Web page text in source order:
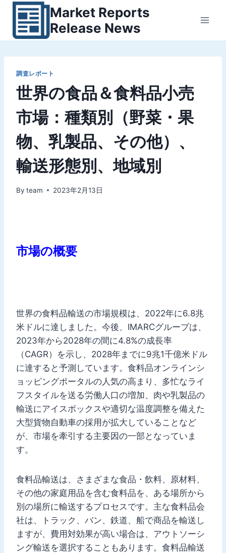
Market Reports
Release News
調査レポート
世界の食品＆食料品小売
市場：種類別（野菜・果
物、乳製品、その他）、
輸送形態別、地域別
By team 2023年2月13日
市場の概要
世界の食料品輸送の市場規模は、2022年に6.8兆
米ドルに達しました。今後、IMARCグループは、
2023年から2028年の間に4.8%の成長率
（CAGR）を示し、2028年までに9兆1千億米ドル
に達すると予測しています。食料品オンラインシ
ョッピングポータルの人気の高まり、多忙なライ
フスタイルを送る労働人口の増加、肉や乳製品の
輸送にアイスボックスや適切な温度調整を備えた
大型貨物自動車の採用が拡大していることなど
が、市場を牽引する主要因の一部となっていま
す。
食料品輸送は、さまざまな食品・飲料、原材料、
その他の家庭用品を含む食料品を、ある場所から
別の場所に輸送するプロセスです。主な食料品会
社は、トラック、バン、鉄道、船で商品を輸送し
ますが、費用対効果が高い場合は、アウトソーシ
ング輸送を選択することもあります。食料品輸送